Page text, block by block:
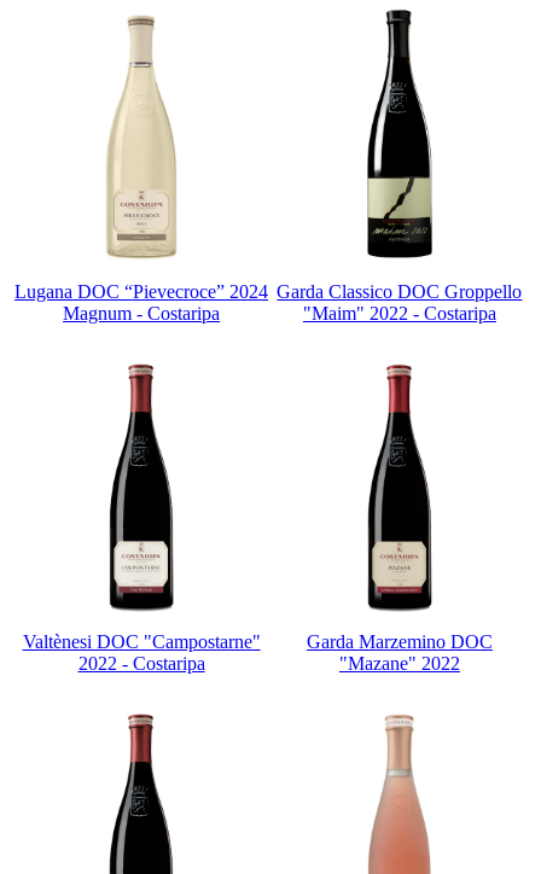
Lugana DOC “Pievecroce” 2024
Magnum - Costaripa
Garda Classico DOC Groppello
"Maim" 2022 - Costaripa
Valtènesi DOC "Campostarne"
2022 - Costaripa
Garda Marzemino DOC
"Mazane" 2022